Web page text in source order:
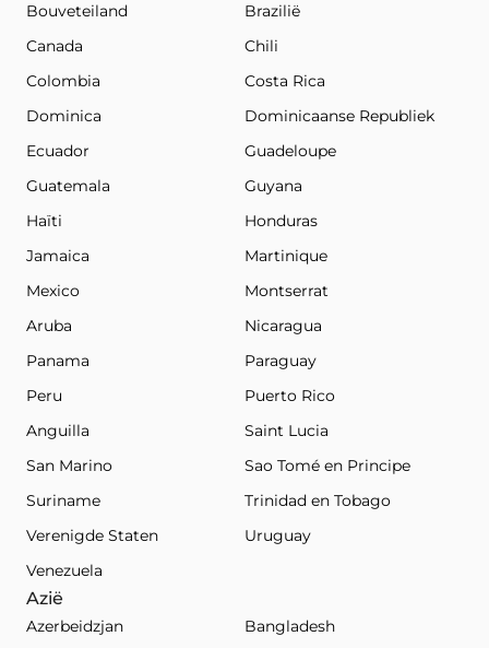
Bouveteiland
Brazilië
Canada
Chili
Colombia
Costa Rica
Dominica
Dominicaanse Republiek
Ecuador
Guadeloupe
Guatemala
Guyana
Haïti
Honduras
Jamaica
Martinique
Mexico
Montserrat
Aruba
Nicaragua
Panama
Paraguay
Peru
Puerto Rico
Anguilla
Saint Lucia
San Marino
Sao Tomé en Principe
Suriname
Trinidad en Tobago
Verenigde Staten
Uruguay
Venezuela
Azië
Azerbeidzjan
Bangladesh